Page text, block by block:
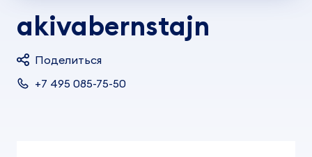
akivabernstajn
Поделиться
+7 495 085-75-50